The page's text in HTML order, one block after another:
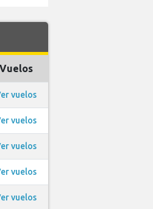
Vuelos
vuelos
vuelos
vuelos
vuelos
vuelos